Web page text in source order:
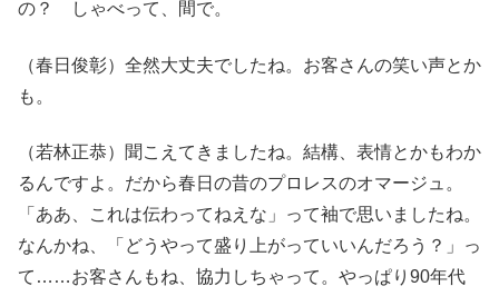
の？ しゃべって、間で。
（春日俊彰）全然大丈夫でしたね。お客さんの笑い声とか
も。
（若林正恭）聞こえてきましたね。結構、表情とかもわか
るんですよ。だから春日の昔のプロレスのオマージュ。
「ああ、これは伝わってねえな」って袖で思いましたね。
なんかね、「どうやって盛り上がっていいんだろう？」っ
て……お客さんもね、協力しちゃって。やっぱり90年代